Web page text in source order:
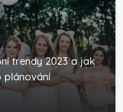
trendy 2023 a jak
plánování